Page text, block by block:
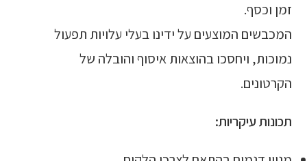
זמן וכסף.
המכבשים המוצעים על ידינו בעלי עלויות תפעול
נמוכות, ויחסכו בהוצאות איסוף והובלה של
הקרטונים.
תכונות עיקריות: